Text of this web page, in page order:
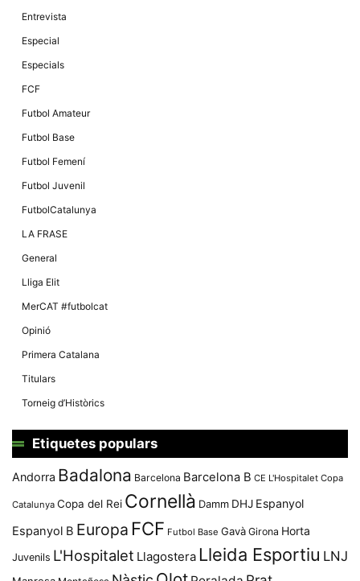
Entrevista
Especial
Especials
FCF
Futbol Amateur
Futbol Base
Futbol Femení
Futbol Juvenil
FutbolCatalunya
LA FRASE
General
Lliga Elit
MerCAT #futbolcat
Opinió
Primera Catalana
Titulars
Torneig d’Històrics
Etiquetes populars
Andorra Badalona Barcelona Barcelona B CE L'Hospitalet Copa
Catalunya Copa del Rei Cornellà Damm DHJ Espanyol
Espanyol B Europa FCF Futbol Base Gavà Girona Horta
Juvenils L'Hospitalet Llagostera Lleida Esportiu LNJ